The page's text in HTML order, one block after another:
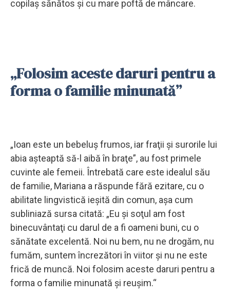
copilaş sănătos şi cu mare poftă de mâncare.
„Folosim aceste daruri pentru a
forma o familie minunată”
„Ioan este un bebeluş frumos, iar fraţii şi surorile lui
abia aşteaptă să-l aibă în braţe”, au fost primele
cuvinte ale femeii. Întrebată care este idealul său
de familie, Mariana a răspunde fără ezitare, cu o
abilitate lingvistică ieşită din comun, aşa cum
subliniază sursa citată: „Eu şi soţul am fost
binecuvântaţi cu darul de a fi oameni buni, cu o
sănătate excelentă. Noi nu bem, nu ne drogăm, nu
fumăm, suntem încrezători în viitor şi nu ne este
frică de muncă. Noi folosim aceste daruri pentru a
forma o familie minunată şi reuşim.“